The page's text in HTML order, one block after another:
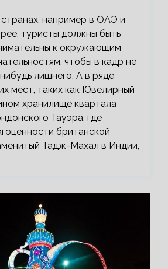
например в ОАЭ и
туристы должны быть
к окружающим
чтобы в кадр не
лишнего. А в ряде
мест, таких как Ювелирный
хранилище квартала
Тауэра, где
британской
Тадж-Махал в Индии,